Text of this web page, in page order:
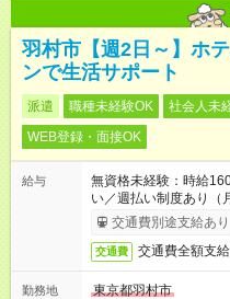
羽村市【週2日～】ホ
ンで生活サポート
派遣 職種未経験OK 社会人未
WEB登録・面接OK
給与
無資格未経験：時給
い／週払い制度あり（
完了次第のお支払いと
交通費別途支給あり
交通費 交通費全額支
勤務地
東京都羽村市